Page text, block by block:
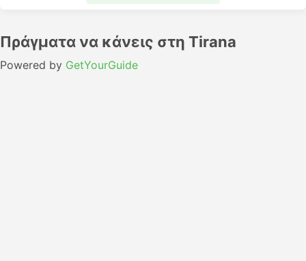
Πράγματα να κάνεις στη Tirana
Powered by GetYourGuide